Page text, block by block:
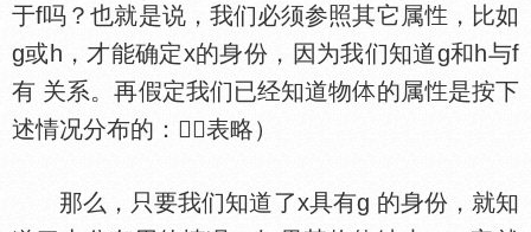
于f吗？也就是说，我们必须参照其它属
，比如
g或h，才能确定x的身份，因为我们知道g和h与f
有 关系。再假定我们已经知道物
的属
是按下
述情况分布的：（表略）
那么，只要我们知道了x具有g 的身份，就知